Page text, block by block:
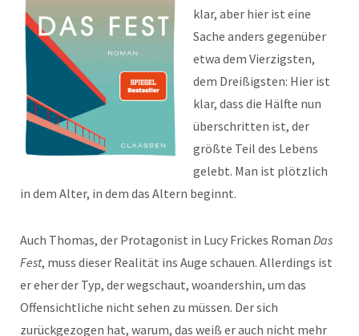
klar, aber hier ist eine
Sache anders gegenüber
etwa dem Vierzigsten,
dem Dreißigsten: Hier ist
klar, dass die Hälfte nun
überschritten ist, der
größte Teil des Lebens
gelebt. Man ist plötzlich
in dem Alter, in dem das Altern beginnt.
Auch Thomas, der Protagonist in Lucy Frickes Roman Das
Fest, muss dieser Realität ins Auge schauen. Allerdings ist
er eher der Typ, der wegschaut, woandershin, um das
Offensichtliche nicht sehen zu müssen. Der sich
zurückgezogen hat, warum, das weiß er auch nicht mehr